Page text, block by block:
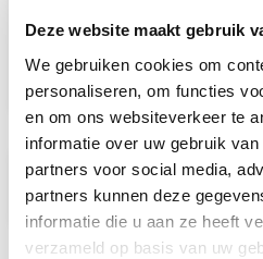
Deze website maakt gebruik
We gebruiken cookies om
personaliseren, om functies
en om ons websiteverkeer te
informatie over uw gebruik
partners voor social media,
partners kunnen deze
informatie die u aan ze heeft
verzameld op basis van uw
uitstraling. De sterke
prijs-/
sweater een
Specificaties